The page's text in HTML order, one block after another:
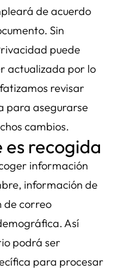
de acuerdo
Sin
puede
actualizada por lo
revisar
para asegurarse
cambios.
recogida
información
información de
de correo
Así
podrá ser
para procesar